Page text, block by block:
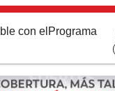
con el Programa